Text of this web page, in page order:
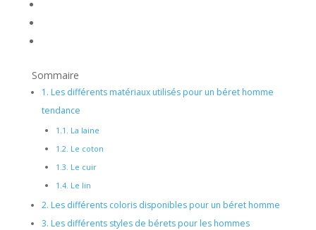
Sommaire
1. Les différents matériaux utilisés pour un béret homme
tendance
1.1. La laine
1.2. Le coton
1.3. Le cuir
1.4. Le lin
2. Les différents coloris disponibles pour un béret homme
3. Les différents styles de bérets pour les hommes